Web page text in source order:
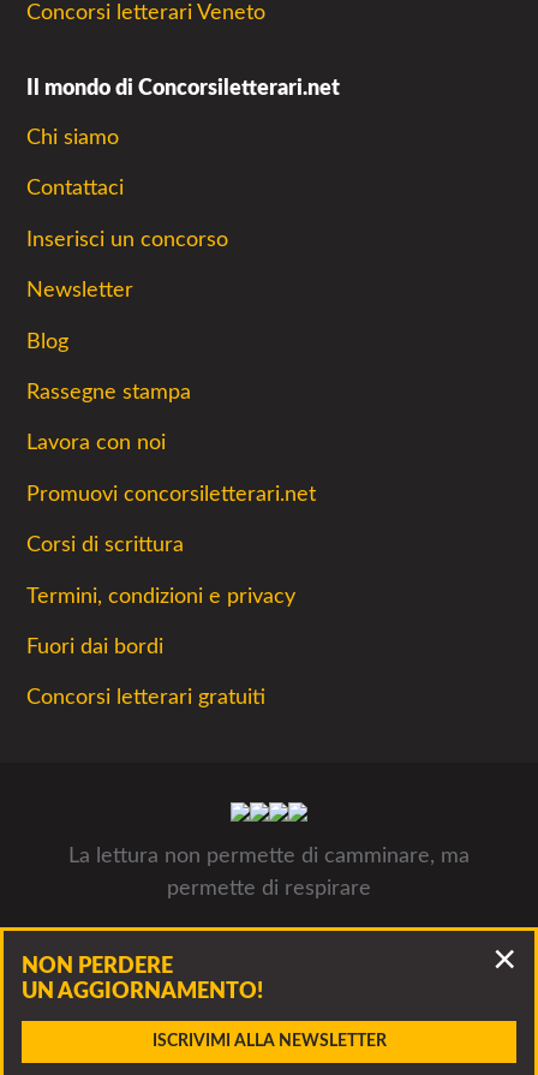
Accidenti, questo bando è scaduto!
Clicca per vedere altri bandi della stessa associazione o
Concorsi letterari Veneto
Il mondo di Concorsiletterari.net
Chi siamo
Contattaci
Inserisci un concorso
Newsletter
Blog
Rassegne stampa
Lavora con noi
Promuovi concorsiletterari.net
Corsi di scrittura
Termini, condizioni e privacy
Fuori dai bordi
Concorsi letterari gratuiti
La lettura non permette di camminare, ma
permette di respirare
Panzarella, via Francesco Guerrazzi 10, 20900 Monza P.IVA
09312311005
NON PERDERE
UN AGGIORNAMENTO!
ISCRIVIMI ALLA NEWSLETTER